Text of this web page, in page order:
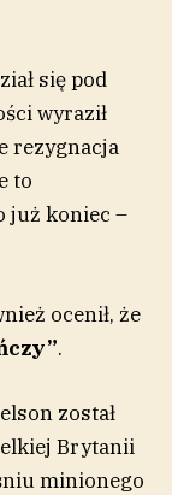
się pod
wyraził
rezygnacja
to
już koniec –
ocenił, że
.
został
Brytanii
minionego